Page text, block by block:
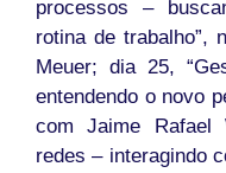
processos –
rotina de trabalho”,
Meuer; dia 25,
entendendo o novo
com Jaime Rafael
redes – interagindo